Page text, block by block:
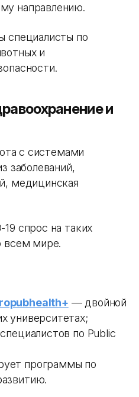
направлению.
специалисты по
и
и
с системами
заболеваний,
медицинская
спрос на таких
всем мире.
— двойной
университетах;
по Public
программы по